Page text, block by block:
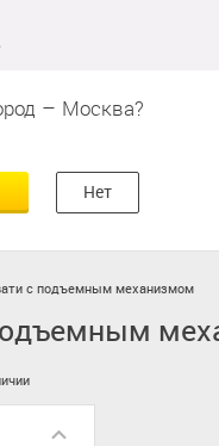
– Москва
Нет
с подъемным механизмом